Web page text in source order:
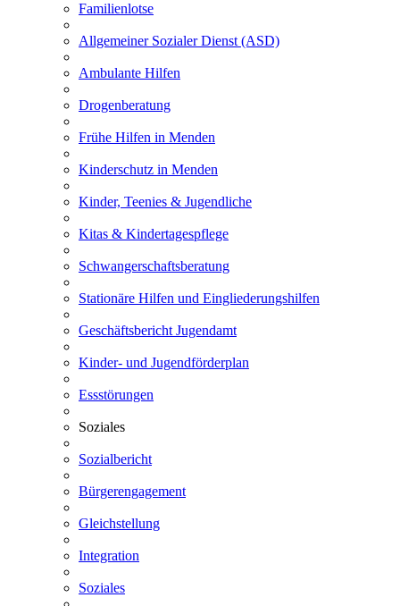
Familienlotse
Allgemeiner Sozialer Dienst (ASD)
Ambulante Hilfen
Drogenberatung
Frühe Hilfen in Menden
Kinderschutz in Menden
Kinder, Teenies & Jugendliche
Kitas & Kindertagespflege
Schwangerschaftsberatung
Stationäre Hilfen und Eingliederungshilfen
Geschäftsbericht Jugendamt
Kinder- und Jugendförderplan
Essstörungen
Soziales
Sozialbericht
Bürgerengagement
Gleichstellung
Integration
Soziales